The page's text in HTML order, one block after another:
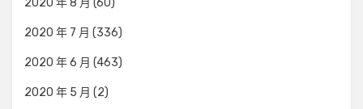
2020 年 8 月 (60)
2020 年 7 月 (336)
2020 年 6 月 (463)
2020 年 5 月 (2)